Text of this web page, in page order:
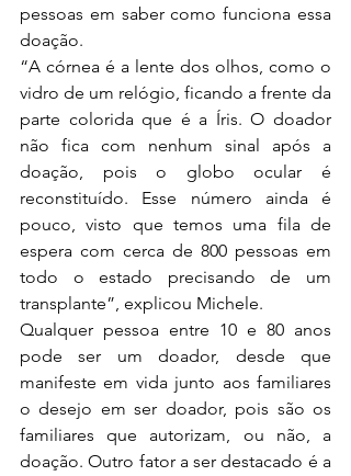
pessoas em saber como funciona essa
doação.
“A córnea é a lente dos olhos, como o
vidro de um relógio, ficando a frente da
parte colorida que é a Íris. O doador
não fica com nenhum sinal após a
doação, pois o globo ocular é
reconstituído. Esse número ainda é
pouco, visto que temos uma fila de
espera com cerca de 800 pessoas em
todo o estado precisando de um
transplante”, explicou Michele.
Qualquer pessoa entre 10 e 80 anos
pode ser um doador, desde que
manifeste em vida junto aos familiares
o desejo em ser doador, pois são os
familiares que autorizam, ou não, a
doação. Outro fator a ser destacado é a